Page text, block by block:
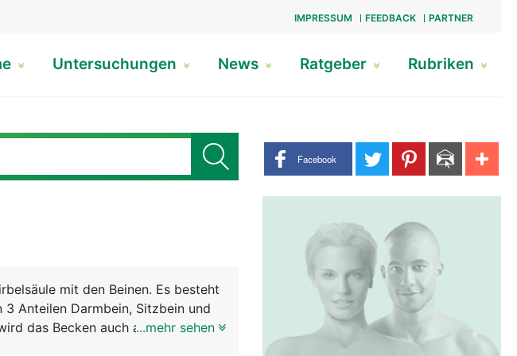
IMPRESSUM FEEDBACK PARTNER
Untersuchungen News Ratgeber Rubriken
Share buttons
Facebook
mit den Beinen. Es besteht
Anteilen Darmbein, Sitzbein und
das Becken auch als Beckenring
...mehr sehen